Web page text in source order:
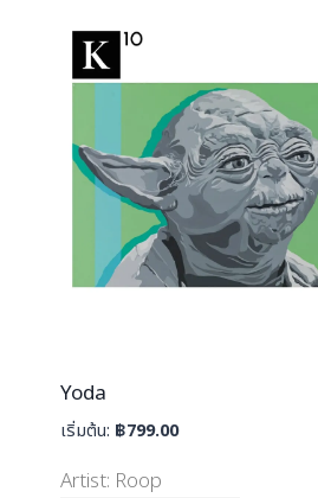
Yoda
เริ่มต้น: ฿799.00
Artist: Roop